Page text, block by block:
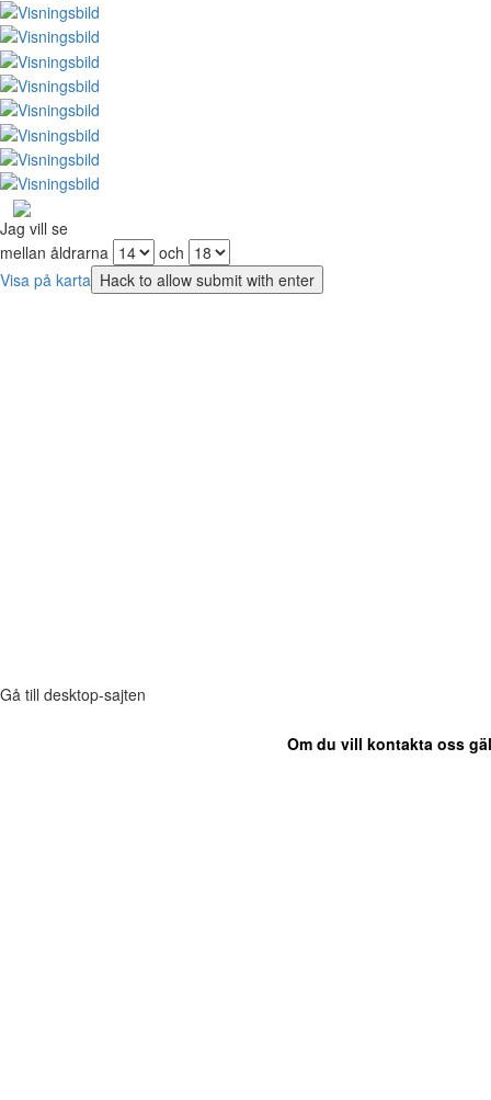
Jag vill se
mellan åldrarna
och
Visa på karta
Gå till desktop-sajten
Om du vill kontakta oss